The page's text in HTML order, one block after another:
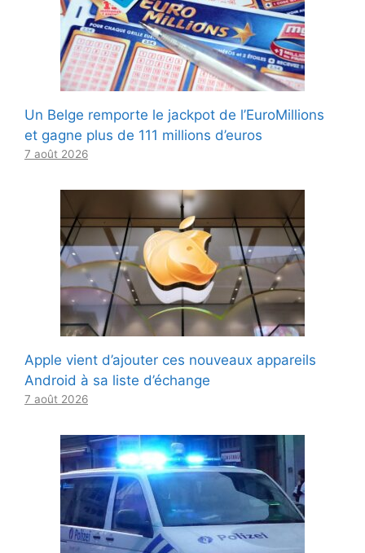
Un Belge remporte le jackpot de l’EuroMillions
et gagne plus de 111 millions d’euros
7 août 2026
Apple vient d’ajouter ces nouveaux appareils
Android à sa liste d’échange
7 août 2026